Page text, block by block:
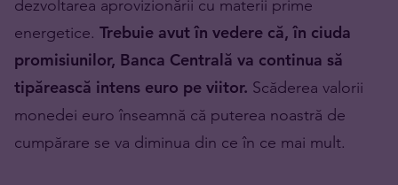
dezvoltarea aprovizionării cu materii prime
energetice. Trebuie avut în vedere că, în ciuda
promisiunilor, Banca Centrală va continua să
tipărească intens euro pe viitor. Scăderea valorii
monedei euro înseamnă că puterea noastră de
cumpărare se va diminua din ce în ce mai mult.